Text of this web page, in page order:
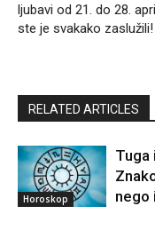
ljubavi od 21. do 28.
ste je svakako zaslužili!
RELATED ARTICLES
Horoskop
Tuga
nego